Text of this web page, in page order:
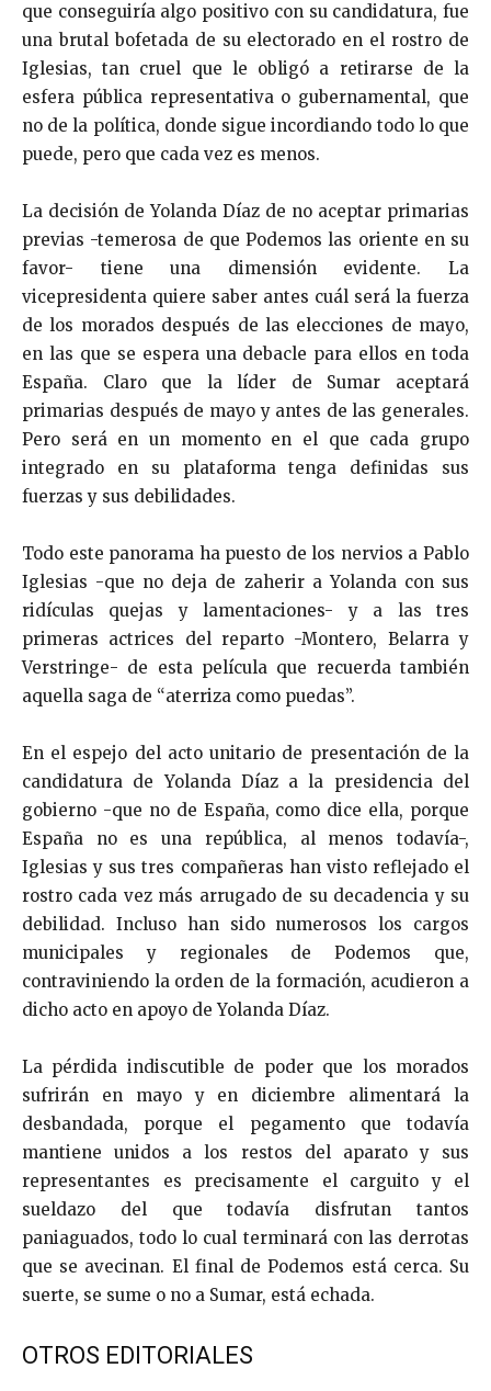
que conseguiría algo positivo con su candidatura, fue
una brutal bofetada de su electorado en el rostro de
Iglesias, tan cruel que le obligó a retirarse de la
esfera pública representativa o gubernamental, que
no de la política, donde sigue incordiando todo lo que
puede, pero que cada vez es menos.
La decisión de Yolanda Díaz de no aceptar primarias
previas -temerosa de que Podemos las oriente en su
favor- tiene una dimensión evidente. La
vicepresidenta quiere saber antes cuál será la fuerza
de los morados después de las elecciones de mayo,
en las que se espera una debacle para ellos en toda
España. Claro que la líder de Sumar aceptará
primarias después de mayo y antes de las generales.
Pero será en un momento en el que cada grupo
integrado en su plataforma tenga definidas sus
fuerzas y sus debilidades.
Todo este panorama ha puesto de los nervios a Pablo
Iglesias -que no deja de zaherir a Yolanda con sus
ridículas quejas y lamentaciones- y a las tres
primeras actrices del reparto -Montero, Belarra y
Verstringe- de esta película que recuerda también
aquella saga de “aterriza como puedas”.
En el espejo del acto unitario de presentación de la
candidatura de Yolanda Díaz a la presidencia del
gobierno -que no de España, como dice ella, porque
España no es una república, al menos todavía-,
Iglesias y sus tres compañeras han visto reflejado el
rostro cada vez más arrugado de su decadencia y su
debilidad. Incluso han sido numerosos los cargos
municipales y regionales de Podemos que,
contraviniendo la orden de la formación, acudieron a
dicho acto en apoyo de Yolanda Díaz.
La pérdida indiscutible de poder que los morados
sufrirán en mayo y en diciembre alimentará la
desbandada, porque el pegamento que todavía
mantiene unidos a los restos del aparato y sus
representantes es precisamente el carguito y el
sueldazo del que todavía disfrutan tantos
paniaguados, todo lo cual terminará con las derrotas
que se avecinan. El final de Podemos está cerca. Su
suerte, se sume o no a Sumar, está echada.
OTROS EDITORIALES